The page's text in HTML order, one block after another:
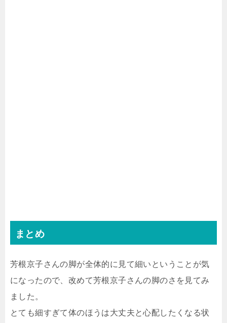
まとめ
芳根京子さんの脚が全体的に見て細いということが気
になったので、改めて芳根京子さんの脚のさを見てみ
ました。
とても細すぎて体のほうは大丈夫と心配したくなる状